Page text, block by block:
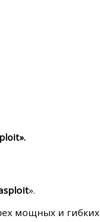
».
мощных и гибких